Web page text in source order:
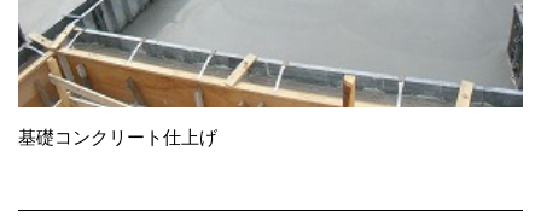
基礎コンクリート仕上げ